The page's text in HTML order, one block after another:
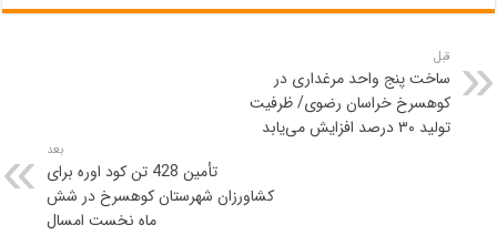
قبل
ساخت پنج واحد مرغداری در
کوهسرخ خراسان رضوی/ ظرفیت
تولید ۳۰ درصد افزایش می‌یابد
بعد
تأمین 428 تن کود اوره برای
کشاورزان شهرستان کوهسرخ در شش
ماه نخست امسال